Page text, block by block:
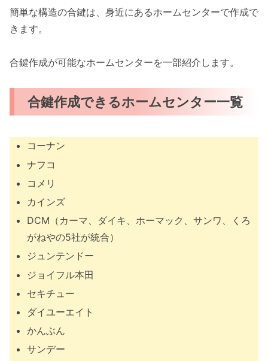
簡単な構造の合鍵は、身近にあるホームセンターで作成で
きます。
合鍵作成が可能なホームセンターを一部紹介します。
合鍵作成できるホームセンター一覧
コーナン
ナフコ
コメリ
カインズ
DCM（カーマ、ダイキ、ホーマック、サンワ、くろ
がねやの5社が統合）
ジュンテンドー
ジョイフル本田
セキチュー
ダイユーエイト
かんぶん
サンデー